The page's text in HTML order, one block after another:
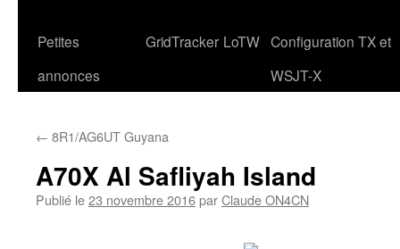
Petites
annonces
GridTracker LoTW Configuration TX et
WSJT-X
← 8R1/AG6UT Guyana
A70X Al Safliyah Island
Publié le23 novembre 2016parClaude ON4CN